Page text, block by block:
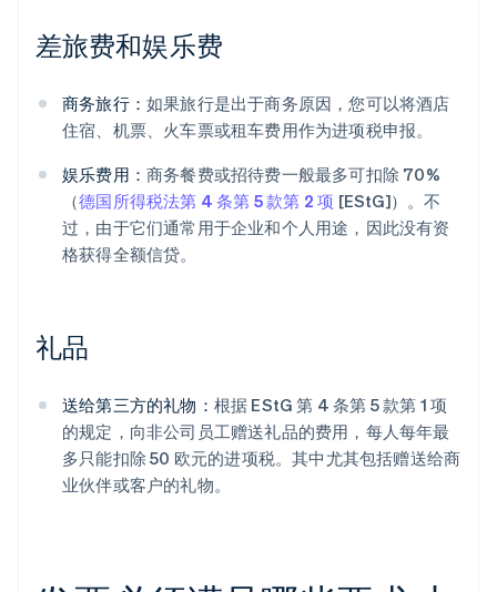
差旅费和娱乐费
商务旅行： 如果旅行是出于商务原因，您可以将酒店
住宿、机票、火车票或租车费用作为进项税申报。
娱乐费用： 商务餐费或招待费一般最多可扣除 70%
（德国所得税法第 4 条第 5 款第 2 项 [EStG]）。不
过，由于它们通常用于企业和个人用途，因此没有资
格获得全额信贷。
礼品
送给第三方的礼物： 根据 EStG 第 4 条第 5 款第 1 项
的规定，向非公司员工赠送礼品的费用，每人每年最
多只能扣除 50 欧元的进项税。其中尤其包括赠送给商
业伙伴或客户的礼物。